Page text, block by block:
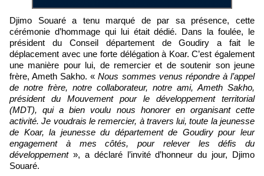
Djimo Souaré a tenu marqué de par sa présence, cette
cérémonie d’hommage qui lui était dédié. Dans la foulée, le
président du Conseil département de Goudiry a fait le
déplacement avec une forte délégation à Koar. C’est également
une manière pour lui, de remercier et de soutenir son jeune
frère, Ameth Sakho. «Nous sommes venus répondre à l’appel
de notre frère, notre collaborateur, notre ami, Ameth Sakho,
président du Mouvement pour le développement territorial
(MDT), qui a bien voulu nous honorer en organisant cette
activité. Je voudrais le remercier, à travers lui, toute la jeunesse
de Koar, la jeunesse du département de Goudiry pour leur
engagement à mes côtés, pour relever les défis du
développement », a déclaré l’invité d’honneur du jour, Djimo
Souaré.